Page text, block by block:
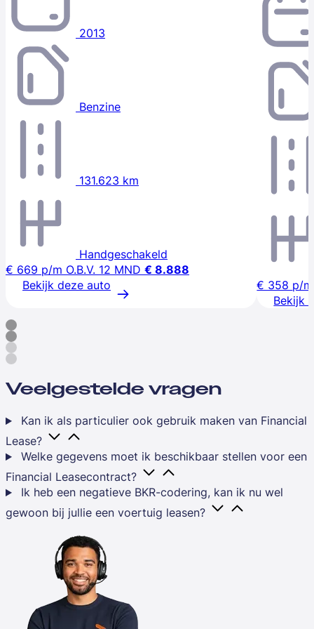
2013
Benzine
131.623 km
Handgeschakeld
€ 669 p/m O.B.V. 12 MND € 8.888
Bekijk deze auto
€ 358 p/m
Bekijk
Veelgestelde vragen
Kan ik als particulier ook gebruik maken van Financial
Lease?
Welke gegevens moet ik beschikbaar stellen voor een
Financial Leasecontract?
Ik heb een negatieve BKR-codering, kan ik nu wel
gewoon bij jullie een voertuig leasen?